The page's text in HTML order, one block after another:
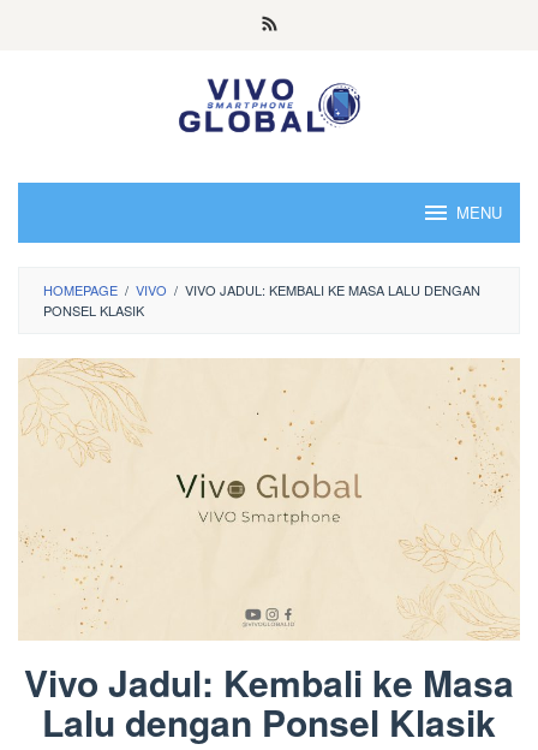
MENU
HOMEPAGE / VIVO / VIVO JADUL: KEMBALI KE MASA LALU DENGAN
PONSEL KLASIK
Vivo Jadul: Kembali ke Masa
Lalu dengan Ponsel Klasik